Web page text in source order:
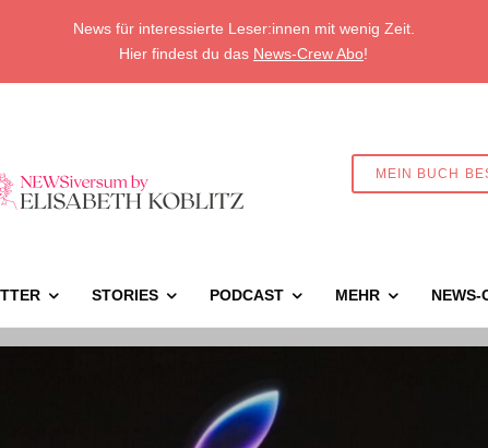
News für interessierte Leser:innen mit wenig Zeit.
Hier findest du das News-Crew Abo!
MEIN BUCH
STORIES PODCAST MEHR NEWS-